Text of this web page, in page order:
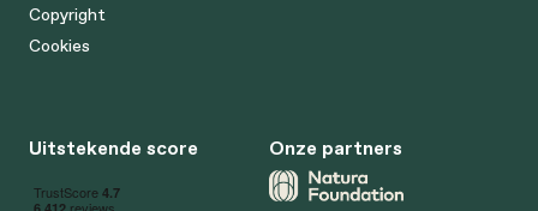
Copyright
Cookies
Uitstekende score Onze partners